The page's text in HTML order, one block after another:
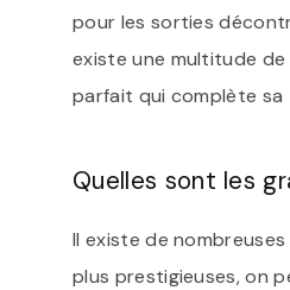
pour les sorties
existe une multitude
parfait qui complète
Quelles sont les
Il existe de
plus prestigieuses, on